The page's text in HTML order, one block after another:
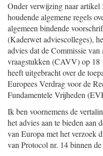
Onder verwijzing naar
houdende algemene regels
algemeen bindende
(Kaderwet adviescolleges),
advies dat de Commissie
vraagstukken (CAVV) op 18
heeft uitgebracht over de
Europees Verdrag voor de
Fundamentele Vrijheden
Ik ben voornemens de
het advies aan te bieden aan
van Europa met het verzoek
van Protocol nr. 14 binnen